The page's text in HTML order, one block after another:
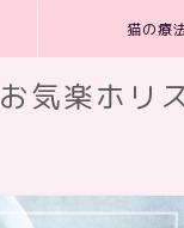
猫の療
お気楽ホリ